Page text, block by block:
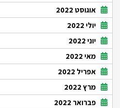
אוגוסט 2022
יולי 2022
יוני 2022
מאי 2022
אפריל 2022
מרץ 2022
פברואר 2022